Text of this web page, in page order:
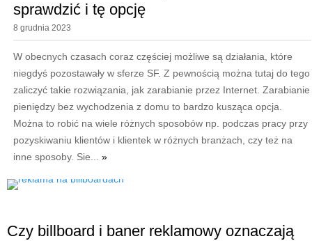
sprawdzić i tę opcję
8 grudnia 2023
W obecnych czasach coraz częściej możliwe są działania, które
niegdyś pozostawały w sferze SF. Z pewnością można tutaj do tego
zaliczyć takie rozwiązania, jak zarabianie przez Internet. Zarabianie
pieniędzy bez wychodzenia z domu to bardzo kusząca opcja.
Można to robić na wiele różnych sposobów np. podczas pracy przy
pozyskiwaniu klientów i klientek w różnych branżach, czy też na
inne sposoby. Sie... »
Czy billboard i baner reklamowy oznaczają